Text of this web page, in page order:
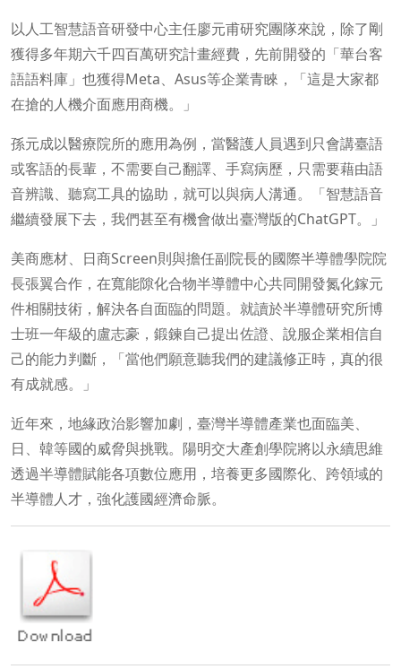
以人工智慧語音研發中心主任廖元甫研究團隊來說，除了剛
獲得多年期六千四百萬研究計畫經費，先前開發的「華台客
語語料庫」也獲得Meta、Asus等企業青睞，「這是大家都
在搶的人機介面應用商機。」
孫元成以醫療院所的應用為例，當醫護人員遇到只會講臺語
或客語的長輩，不需要自己翻譯、手寫病歷，只需要藉由語
音辨識、聽寫工具的協助，就可以與病人溝通。「智慧語音
繼續發展下去，我們甚至有機會做出臺灣版的ChatGPT。」
美商應材、日商Screen則與擔任副院長的國際半導體學院院
長張翼合作，在寬能隙化合物半導體中心共同開發氮化鎵元
件相關技術，解決各自面臨的問題。就讀於半導體研究所博
士班一年級的盧志豪，鍛鍊自己提出佐證、說服企業相信自
己的能力判斷，「當他們願意聽我們的建議修正時，真的很
有成就感。」
近年來，地緣政治影響加劇，臺灣半導體產業也面臨美、
日、韓等國的威脅與挑戰。陽明交大產創學院將以永續思維
透過半導體賦能各項數位應用，培養更多國際化、跨領域的
半導體人才，強化護國經濟命脈。